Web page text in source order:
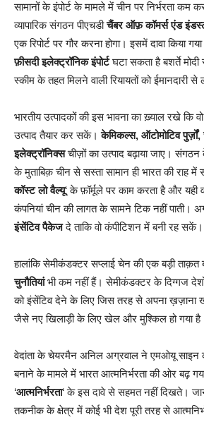
सामानों के इंपोर्ट के मामले में चीन पर निर्भरता कम
व्यापारिक संगठन पीएचडीचैंबर ऑफ़ कॉमर्स एंड
एक रिपोर्ट पर गौर करना होगा। इसमें दावा किया
फ़ीसदी इलेक्ट्रॉनिक इंपोर्टघटा सकता है बशर्ते मोदी
स्कीम के तहत मिलने वाली रियायतों को ईमानदारी से
भारतीय उत्पादकों की इस भावना का ख़्याल रखे कि
उत्पाद तैयार कर सकें।केमिकल्स, ऑटोमोटिव
इलेक्ट्रॉनिक्सचीज़ों का उत्पाद बढ़ाया जाए। संगठन
के मुताबिक़ चीन से सस्ता सामान ही भारत की राह में
कॉस्ट लो वैल्यू‘ के फ़ॉर्मूले पर काम करता है और यही
कंपनियां चीन की लागत के सामने टिक नहीं पाती।
इंसेंटिव पैकेजदे ताकि वो कंपीटिशन में बनी रह सकें।
हालांकि सेमीकंडक्टर सप्लाई चेन की एक बड़ी
चुनौतियांभी कम नहीं हैं। सेमीकंडक्टर के दिग्गज
को इंसेंटिव देने के लिए जिस तरह से अपना ख़ज़ाना
जैसे नए खिलाड़ी के लिए खेल और मुश्किल हो गया
वेदांता के चेयरमैन अनिल अग्रवाल ने एमओयू साइन
बनाने के मामले में भारत आत्मनिर्भरता की ओर बढ़
‘आत्मनिर्भरता‘ के इस दावे से सहमत नहीं दिखते।
तकनीक के क्षेत्र में कोई भी देश पूरी तरह से